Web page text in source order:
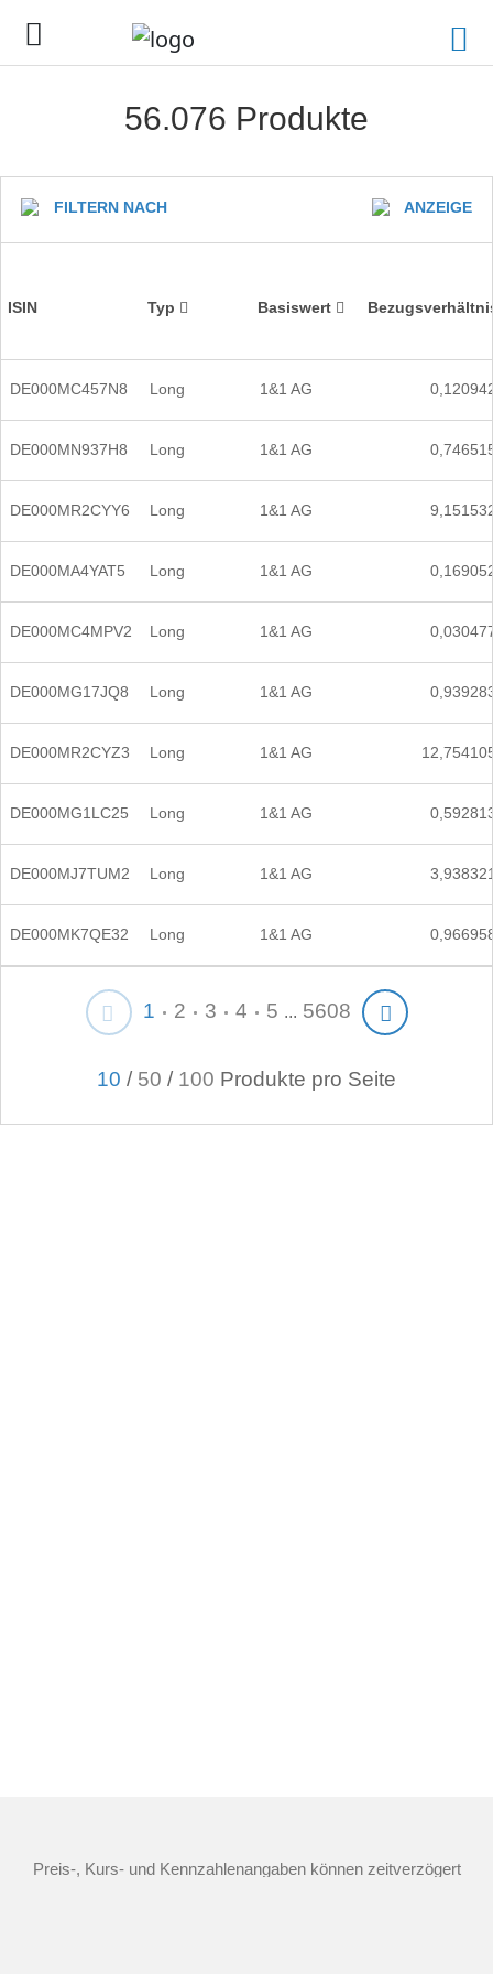
56.076 Produkte
FILTERN NACH ANZEIGE
ISIN Typ Basiswert
DE000MC457N8 Long 1&1 AG
DE000MN937H8 Long 1&1 AG
DE000MR2CYY6 Long 1&1 AG
DE000MA4YAT5 Long 1&1 AG
DE000MC4MPV2 Long 1&1 AG
DE000MG17JQ8 Long 1&1 AG
DE000MR2CYZ3 Long 1&1 AG
DE000MG1LC25 Long 1&1 AG
DE000MJ7TUM2 Long 1&1 AG
DE000MK7QE32 Long 1&1 AG
1 2 3 4 5 ... 5608
10 / 50 / 100 Produkte pro Seite
Preis-, Kurs- und Kennzahlenangaben können zeitverzögert